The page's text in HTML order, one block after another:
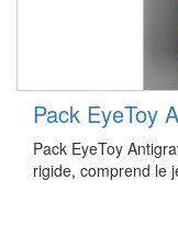
Pack EyeToy
Pack EyeToy
rigide, comprend le